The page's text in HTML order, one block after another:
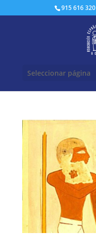
915 616 320
Seleccionar página